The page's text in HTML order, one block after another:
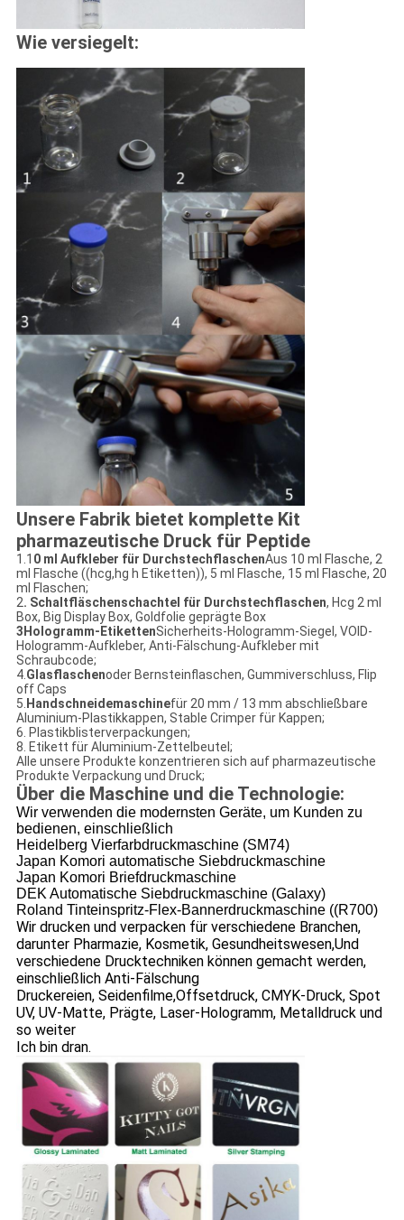
Wie versiegelt:
Unsere Fabrik bietet komplette Kit
pharmazeutische Druck für Peptide
1.1 0 ml Aufkleber für DurchstechflaschenAus 10 ml Flasche, 2
ml Flasche ((hcg,hg h Etiketten)), 5 ml Flasche, 15 ml Flasche, 20
ml Flaschen;
2. Schaltfläschenschachtel für Durchstechflaschen, Hcg 2 ml
Box, Big Display Box, Goldfolie geprägte Box
3Hologramm-EtikettenSicherheits-Hologramm-Siegel, VOID-
Hologramm-Aufkleber, Anti-Fälschung-Aufkleber mit
Schraubcode;
4. Glasflaschenoder Bernsteinflaschen, Gummiverschluss, Flip
off Caps
5. Handschneidemaschinefür 20 mm / 13 mm abschließbare
Aluminium-Plastikkappen, Stable Crimper für Kappen;
6. Plastikblisterverpackungen;
8. Etikett für Aluminium-Zettelbeutel;
Alle unsere Produkte konzentrieren sich auf pharmazeutische
Produkte Verpackung und Druck;
Über die Maschine und die Technologie:
Wir verwenden die modernsten Geräte, um Kunden zu
bedienen, einschließlich
Heidelberg Vierfarbdruckmaschine (SM74)
Japan Komori automatische Siebdruckmaschine
Japan Komori Briefdruckmaschine
DEK Automatische Siebdruckmaschine (Galaxy)
Roland Tinteinspritz-Flex-Bannerdruckmaschine ((R700)
Wir drucken und verpacken für verschiedene Branchen,
darunter Pharmazie, Kosmetik, Gesundheitswesen,Und
verschiedene Drucktechniken können gemacht werden,
einschließlich Anti-Fälschung
Druckereien, Seidenfilme,Offsetdruck, CMYK-Druck, Spot
UV, UV-Matte, Prägte, Laser-Hologramm, Metalldruck und
so weiter
Ich bin dran.